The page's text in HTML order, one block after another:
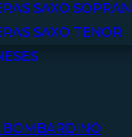
SAXO
SAXO TENOR
BOMBARDINO